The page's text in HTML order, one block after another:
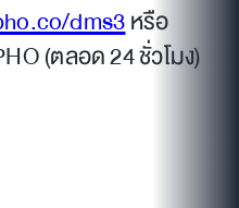
dms3หรือ
(ตลอด 24 ชั่วโมง)